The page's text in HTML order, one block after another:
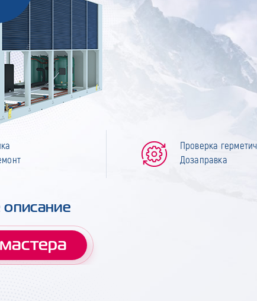
Проверка
Дозаправка